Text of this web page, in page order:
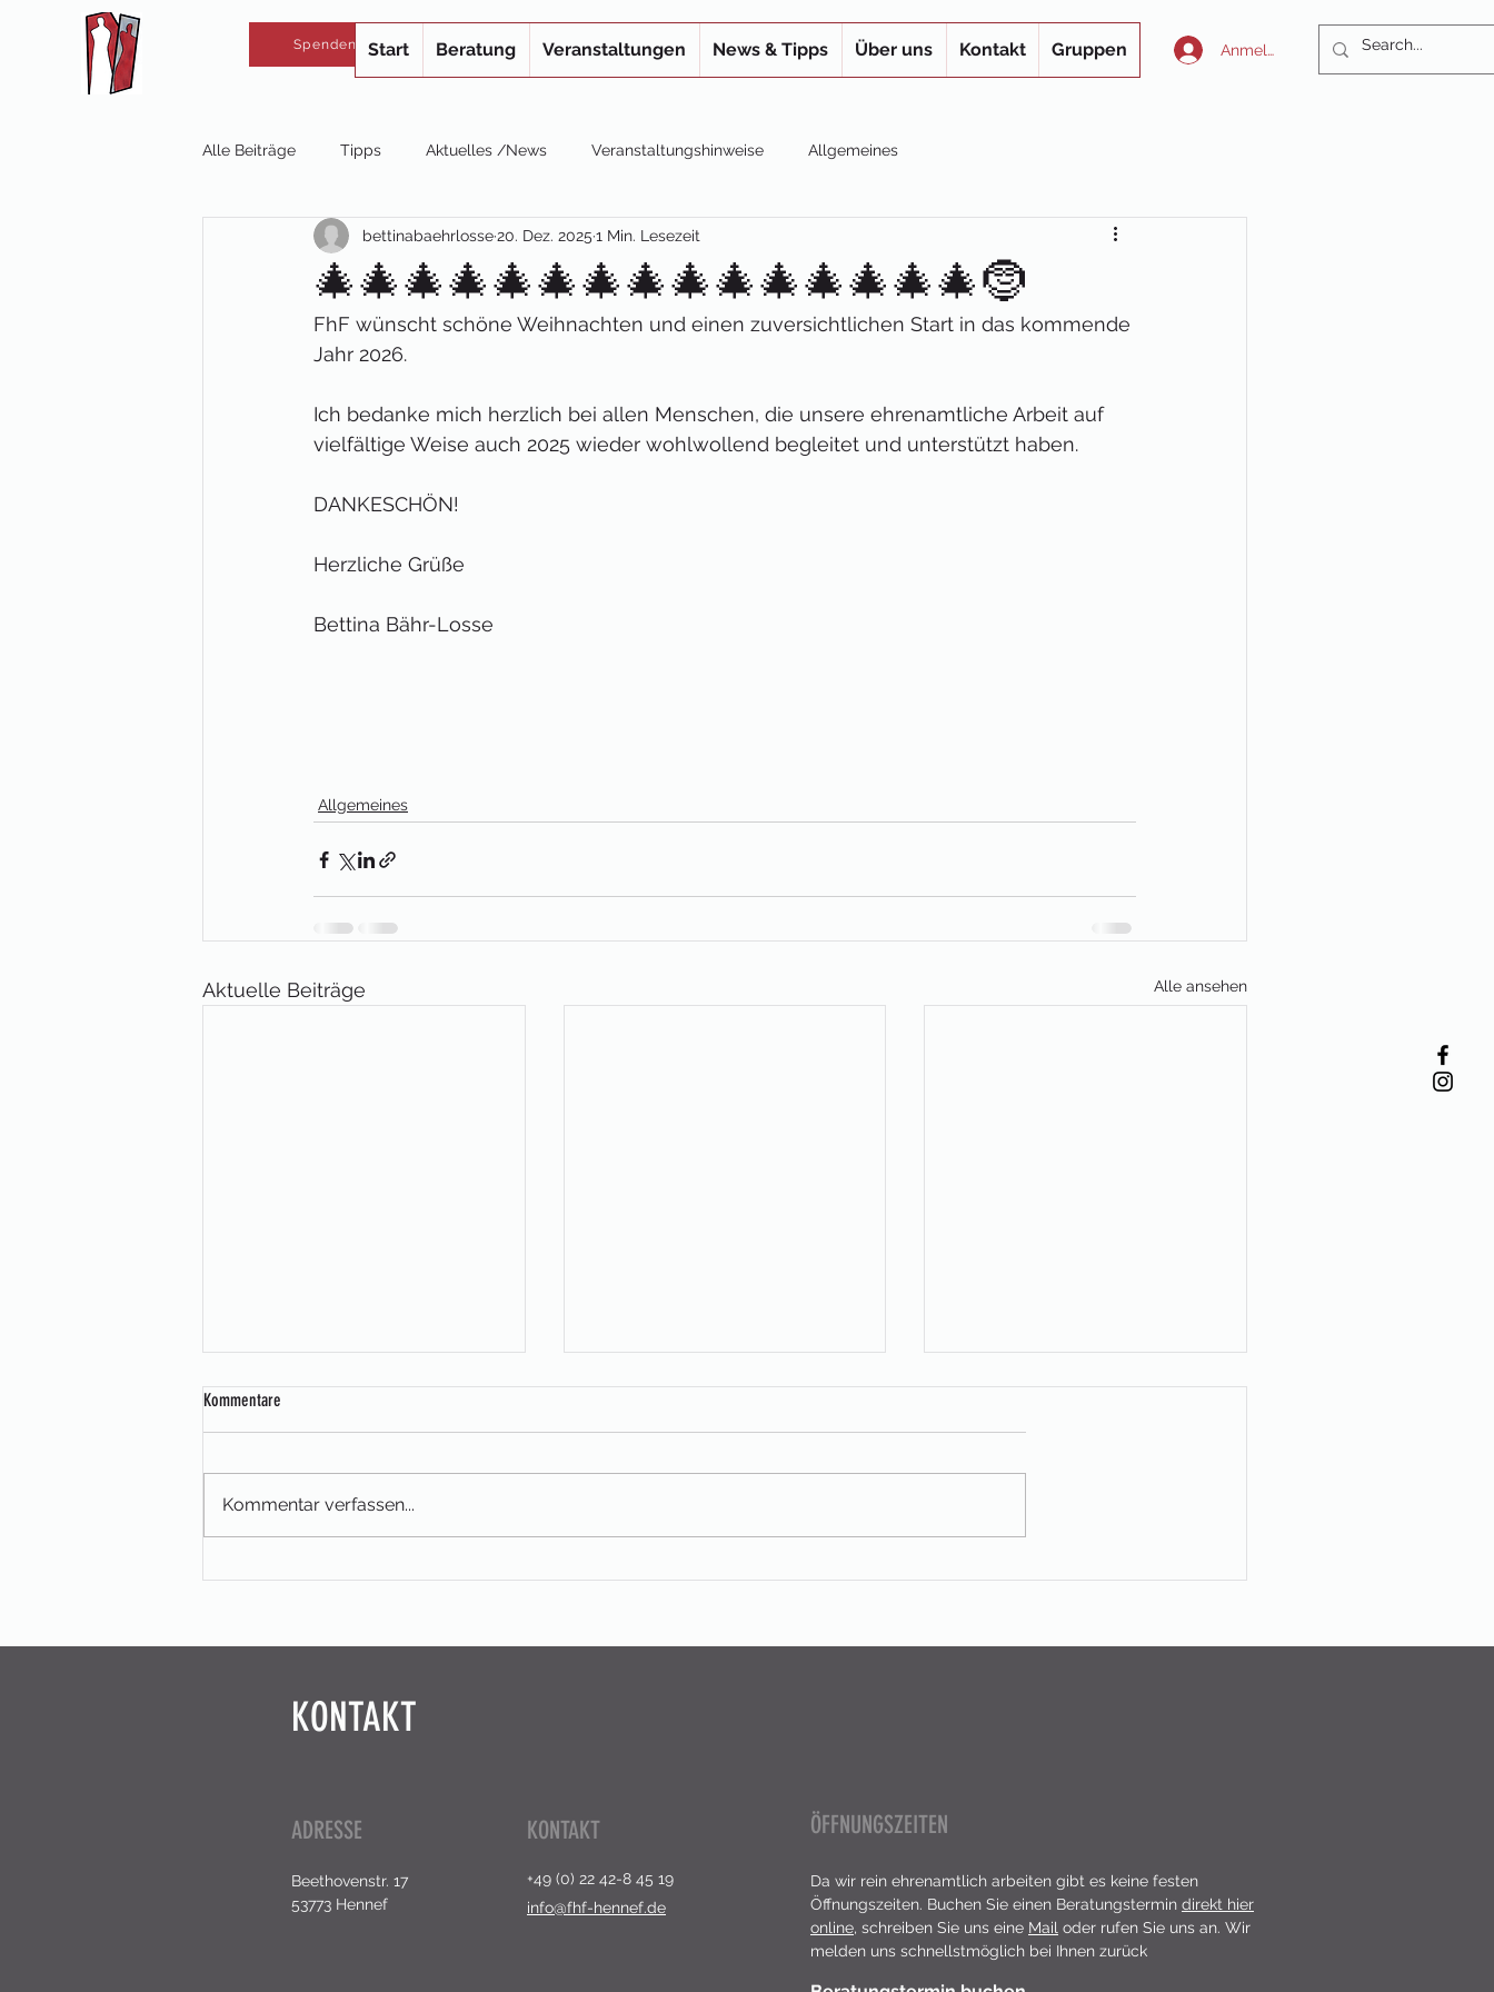
Spenden Start Beratung Veranstaltungen News & Tipps Über uns Kontakt Gruppen Anmelden
Alle Beiträge Tipps Aktuelles /News Veranstaltungshinweise Allgemeines
🎄🎄🎄🎄🎄🎄🎄🎄🎄🎄🎄🎄🎄🎄🎄🤶
bettinabaehrlosse20. Dez. 2025 1 Min. Lesezeit
FhF wünscht schöne Weihnachten und einen zuversichtlichen Start in das kommende
Jahr 2026.
Ich bedanke mich herzlich bei allen Menschen, die unsere ehrenamtliche Arbeit auf
vielfältige Weise auch 2025 wieder wohlwollend begleitet und unterstützt haben.
DANKESCHÖN!
Herzliche Grüße
Bettina Bähr-Losse
Allgemeines
Aktuelle Beiträge Alle ansehen
KEINE Vermittlung von Wohnraum!
Kommentare
Kommentar verfassen...
KONTAKT
ADRESSE KONTAKT
Beethovenstr. 17
53773 Hennef
+49 (0) 22 42-8 45 19
info@fhf-hennef.de
ÖFFNUNGSZEITEN
Da wir rein ehrenamtlich arbeiten gibt es keine festen
Öffnungszeiten. Buchen Sie einen Beratungstermin direkt hier
online, schreiben Sie uns eine Mail oder rufen Sie uns an. Wir
melden uns schnellstmöglich bei Ihnen zurück